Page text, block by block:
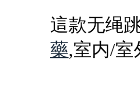
這款无绳
藥,室内/室